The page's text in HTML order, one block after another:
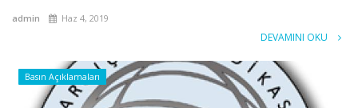
admin Haz 4, 2019
DEVAMINI OKU
Basın Açıklamaları